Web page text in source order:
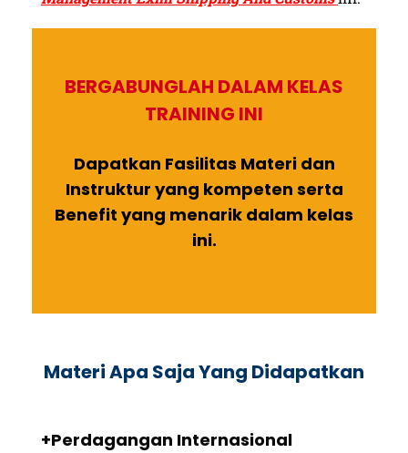
BERGABUNGLAH DALAM KELAS
TRAINING INI
Dapatkan Fasilitas Materi dan
Instruktur yang kompeten serta
Benefit yang menarik dalam kelas
ini.
Materi Apa Saja Yang Didapatkan
+Perdagangan Internasional